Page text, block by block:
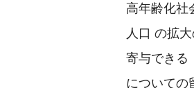
高年齢化社
人口 の拡
寄与できる
についての